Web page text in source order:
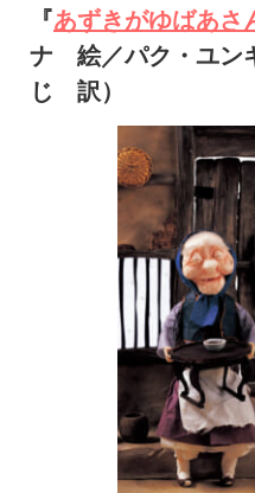
『あずきがゆばあさ
ナ 絵／パク・ユン
じ 訳）